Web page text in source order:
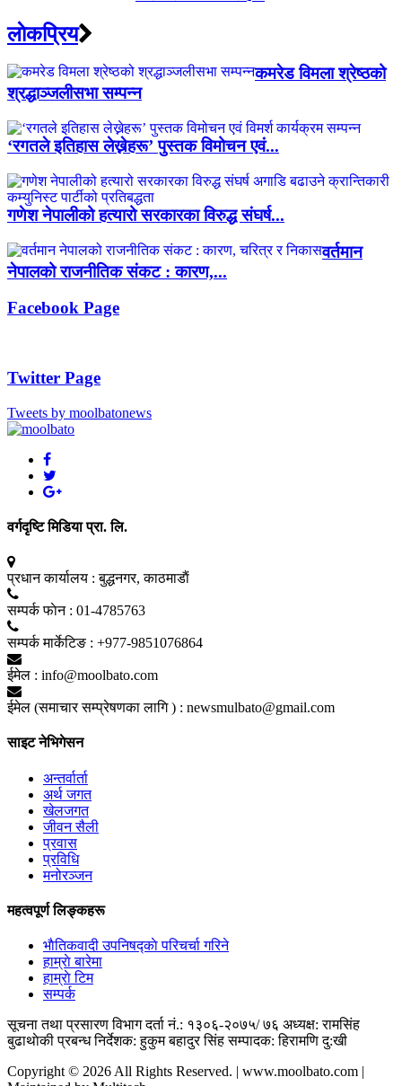
लाेकप्रिय
कमरेड विमला श्रेष्ठको
श्रद्धाञ्जलीसभा सम्पन्न
‘रगतले इतिहास लेख्नेहरू’ पुस्तक विमोचन एवं...
गणेश नेपालीको हत्यारो सरकारका विरुद्ध संघर्ष...
वर्तमान
नेपालको राजनीतिक संकट : कारण,...
Facebook Page
Twitter Page
Tweets by moolbatonews
वर्गदृष्टि मिडिया प्रा. लि.
प्रधान कार्यालय : बुद्धनगर, काठमाडाैं
सम्पर्क फाेन : 01-4785763
सम्पर्क मार्केटिङ : +977-9851076864
ईमेल : info@moolbato.com
ईमेल (समाचार सम्प्रेषणका लागि ) : newsmulbato@gmail.com
साइट नेभिगेसन
अन्तर्वार्ता
अर्थ जगत
खेलजगत
जीवन सैली
प्रवास
प्रविधि
मनोरञ्जन
महत्वपूर्ण लिङ्कहरू
भाैतिकवादी उपनिषद्काे परिचर्चा गरिने
हाम्राे बारेमा
हाम्राे टिम
सम्पर्क
सूचना तथा प्रसारण विभाग दर्ता नं.: १३०६-२०७५/ ७६ अध्यक्ष: रामसिंह
बुढाथाेकी प्रबन्ध निर्देशक: हुकुम बहादुर सिंह सम्पादक: हिरामणि दु:खी
Copyright © 2026 All Rights Reserved. | www.moolbato.com |